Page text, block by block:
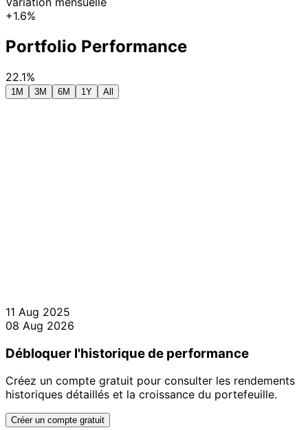
+1.6%
Portfolio Performance
22.1%
1M 3M 6M 1Y All
11 Aug 2025
08 Aug 2026
Débloquer l'historique de performance
Créez un compte gratuit pour consulter les rendements
historiques détaillés et la croissance du portefeuille.
Créer un compte gratuit